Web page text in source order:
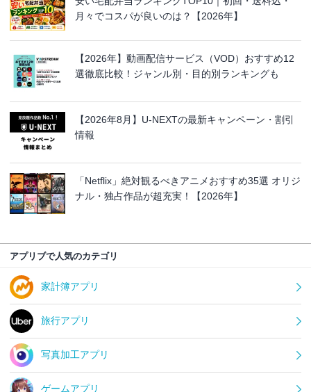
月々でコスパが良いのは？【2026年】
【2026年】動画配信サービス（VOD）おすすめ12
選徹底比較！ジャンル別・目的別ランキングも
【2026年8月】U-NEXTの最新キャンペーン・割引
情報
「Netflix」絶対観るべきアニメおすすめ35選 オリジ
ナル・独占作品が超充実！【2026年】
アプリブで人気のカテゴリ
家計簿アプリ
旅行アプリ
写真加工アプリ
ゲームアプリ